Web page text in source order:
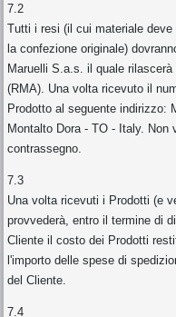
7.2
Tutti i resi (il cui materiale
la confezione originale)
Maruelli S.a.s. il quale
(RMA). Una volta ricevuto il
Prodotto al seguente indirizzo:
Montalto Dora - TO - Italy.
contrassegno.
7.3
Una volta ricevuti i Prodotti (e
provvederà, entro il termine di
Cliente il costo dei Prodotti
l'importo delle spese di
del Cliente.
7.4